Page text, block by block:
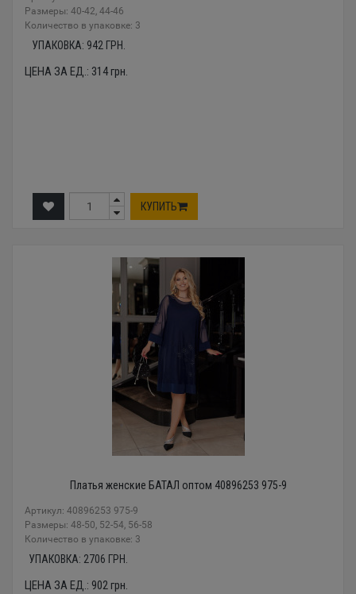
Размеры: 40-42, 44-46
Количество в упаковке: 3
УПАКОВКА: 942 ГРН.
ЦЕНА ЗА ЕД.: 314грн.
КУПИТЬ
Платья женские БАТАЛ оптом 40896253 975-9
Артикул: 40896253 975-9
Размеры: 48-50, 52-54, 56-58
Количество в упаковке: 3
УПАКОВКА: 2706 ГРН.
ЦЕНА ЗА ЕД.: 902грн.